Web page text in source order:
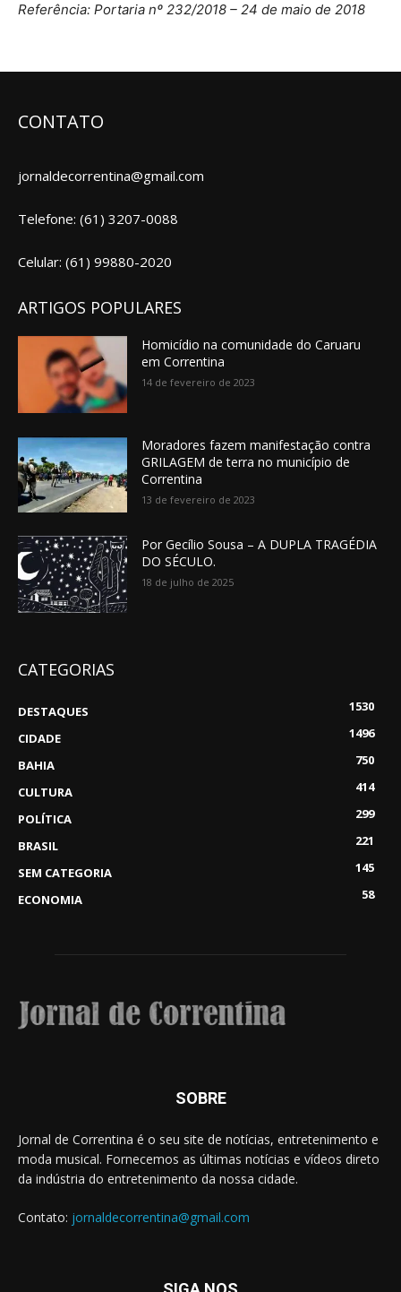
Referência: Portaria nº 232/2018 – 24 de maio de 2018
CONTATO
jornaldecorrentina@gmail.com
Telefone: (61) 3207-0088
Celular: (61) 99880-2020
ARTIGOS POPULARES
Homicídio na comunidade do Caruaru
em Correntina
14 de fevereiro de 2023
Moradores fazem manifestação contra
GRILAGEM de terra no município de
Correntina
13 de fevereiro de 2023
Por Gecílio Sousa – A DUPLA TRAGÉDIA
DO SÉCULO.
18 de julho de 2025
CATEGORIAS
DESTAQUES
1530
CIDADE
1496
BAHIA
750
CULTURA
414
POLÍTICA
299
BRASIL
221
SEM CATEGORIA
145
ECONOMIA
58
SOBRE
Jornal de Correntina é o seu site de notícias, entretenimento e
moda musical. Fornecemos as últimas notícias e vídeos direto
da indústria do entretenimento da nossa cidade.
Contato: jornaldecorrentina@gmail.com